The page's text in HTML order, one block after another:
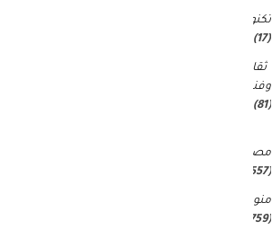
تكنولوجيا
(17)
ثقافة
وفنون
(81)
مصنف
(25٬557)
منوعات
(4٬759)